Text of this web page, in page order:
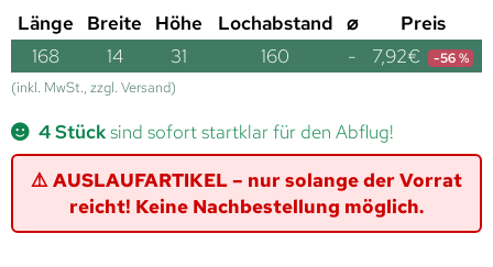
Länge Breite Höhe Lochabstand ⌀
Preis
168
14 31 160 - 7,92€ -56 %
(inkl. MwSt., zzgl. Versand)
4 Stücksind sofort startklar für den Abflug!
⚠️ AUSLAUFARTIKEL – nur solange der Vorrat
reicht! Keine Nachbestellung möglich.